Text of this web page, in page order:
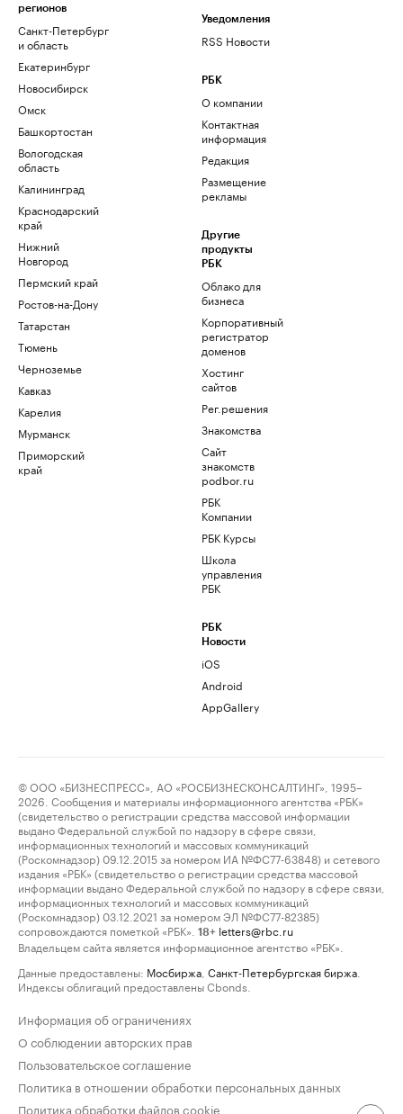
регионов
Санкт-Петербург
и область
Екатеринбург
Новосибирск
Омск
Башкортостан
Вологодская
область
Калининград
Краснодарский
край
Нижний
Новгород
Пермский край
Ростов-на-Дону
Татарстан
Тюмень
Черноземье
Кавказ
Карелия
Мурманск
Приморский
край
Уведомления
RSS Новости
РБК
О компании
Контактная
информация
Редакция
Размещение
рекламы
Другие
продукты
РБК
Облако для
бизнеса
Корпоративный
регистратор
доменов
Хостинг
сайтов
Рег.решения
Знакомства
Сайт
знакомств
podbor.ru
РБК
Компании
РБК Курсы
Школа
управления
РБК
РБК
Новости
iOS
Android
AppGallery
© ООО «БИЗНЕСПРЕСС», АО «РОСБИЗНЕСКОНСАЛТИНГ», 1995–
2026. Сообщения и материалы информационного агентства «РБК»
(свидетельство о регистрации средства массовой информации
выдано Федеральной службой по надзору в сфере связи,
информационных технологий и массовых коммуникаций
(Роскомнадзор) 09.12.2015 за номером ИА №ФС77-63848) и сетевого
издания «РБК» (свидетельство о регистрации средства массовой
информации выдано Федеральной службой по надзору в сфере связи,
информационных технологий и массовых коммуникаций
(Роскомнадзор) 03.12.2021 за номером ЭЛ №ФС77-82385)
сопровождаются пометкой «РБК».
18+ letters@rbc.ru
Владельцем сайта является информационное агентство «РБК».
Данные предоставлены: Мосбиржа Санкт-Петербургская биржа
Индексы облигаций предоставлены Cbonds.
Информация об ограничениях
О соблюдении авторских прав
Пользовательское соглашение
Политика в отношении обработки персональных данных
Политика обработки файлов cookie